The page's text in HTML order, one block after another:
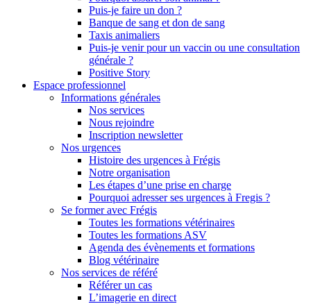
Puis-je faire un don ?
Banque de sang et don de sang
Taxis animaliers
Puis-je venir pour un vaccin ou une consultation
générale ?
Positive Story
Espace professionnel
Informations générales
Nos services
Nous rejoindre
Inscription newsletter
Nos urgences
Histoire des urgences à Frégis
Notre organisation
Les étapes d’une prise en charge
Pourquoi adresser ses urgences à Fregis ?
Se former avec Frégis
Toutes les formations vétérinaires
Toutes les formations ASV
Agenda des évènements et formations
Blog vétérinaire
Nos services de référé
Référer un cas
L’imagerie en direct